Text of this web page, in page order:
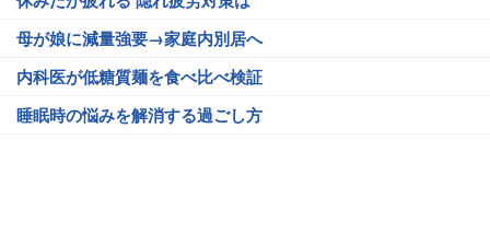
母が娘に減量強要→家庭内別居へ
内科医が低糖質麺を食べ比べ検証
睡眠時の悩みを解消する過ごし方